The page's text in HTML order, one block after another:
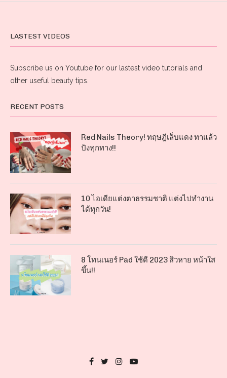
LASTEST VIDEOS
Subscribe us on Youtube for our lastest video tutorials and
other useful beauty tips.
RECENT POSTS
Red Nails Theory! ทฤษฎีเล็บแดง ทาแล้ว
ปังทุกทาง!!
10 ไอเดียแต่งตาธรรมชาติ แต่งไปทำงาน
ได้ทุกวัน!
8 โทนเนอร์ Pad ใช้ดี 2023 สิวหาย หน้าใส
ขึ้น!!